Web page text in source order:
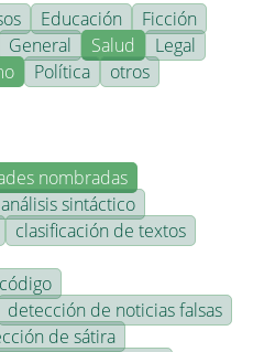
Educación
Ficción
General Salud
Legal
Política otros
nombradas
análisis sintáctico
clasificación de textos
detección de noticias falsas
de sátira